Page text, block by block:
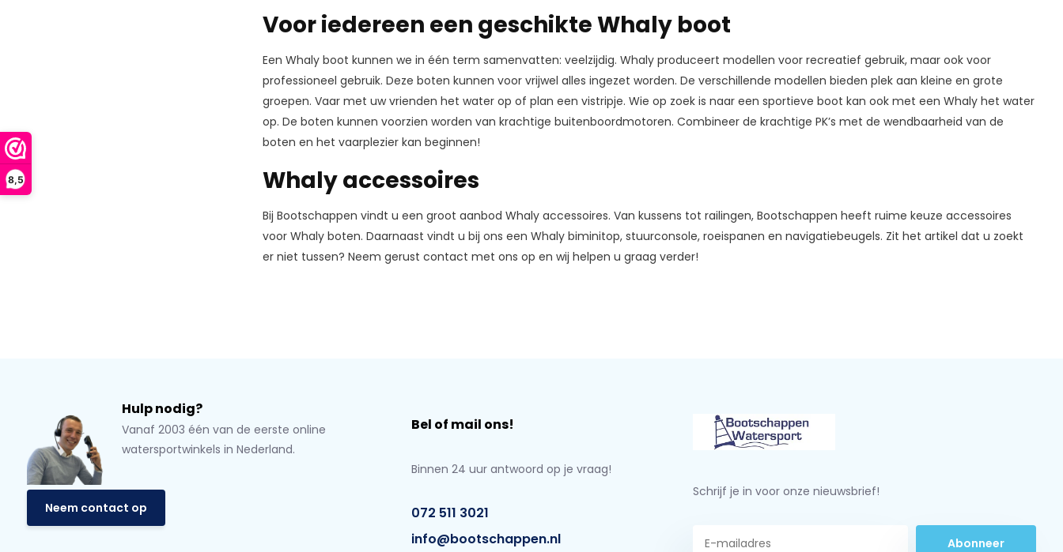
8,5
Voor iedereen een geschikte Whaly boot
Een Whaly boot kunnen we in één term samenvatten: veelzijdig. Whaly produceert modellen voor recreatief gebruik, maar ook voor
professioneel gebruik. Deze boten kunnen voor vrijwel alles ingezet worden. De verschillende modellen bieden plek aan kleine en grote
groepen. Vaar met uw vrienden het water op of plan een vistripje. Wie op zoek is naar een sportieve boot kan ook met een Whaly het water
op. De boten kunnen voorzien worden van krachtige buitenboordmotoren. Combineer de krachtige PK’s met de wendbaarheid van de
boten en het vaarplezier kan beginnen!
Whaly accessoires
Bij Bootschappen vindt u een groot aanbod Whaly accessoires. Van kussens tot railingen, Bootschappen heeft ruime keuze accessoires
voor Whaly boten. Daarnaast vindt u bij ons een Whaly biminitop, stuurconsole, roeispanen en navigatiebeugels. Zit het artikel dat u zoekt
er niet tussen? Neem gerust contact met ons op en wij helpen u graag verder!
Hulp nodig?
Vanaf 2003 één van de eerste online
watersportwinkels in Nederland.
Neem contact op
Bel of mail ons!
Binnen 24 uur antwoord op je vraag!
072 511 3021
info@bootschappen.nl
Schrijf je in voor onze nieuwsbrief!
Abonneer